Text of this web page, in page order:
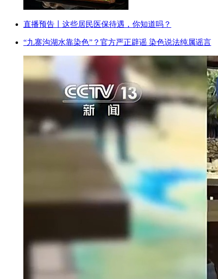
直播预告丨这些居民医保待遇，你知道吗？
“九寨沟湖水靠染色”？官方严正辟谣 染色说法纯属谣言